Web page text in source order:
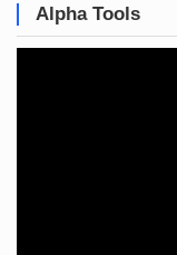
Alpha Tools